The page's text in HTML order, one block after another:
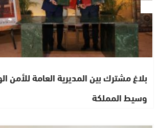
بلاغ مشترك بين المديرية العامة
وسيط المملكة